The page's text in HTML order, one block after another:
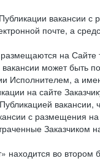
вакансии
почте, а
на
может быть
Исполнителем, а
на сайте
с размещения
Заказчиком
находится во втором